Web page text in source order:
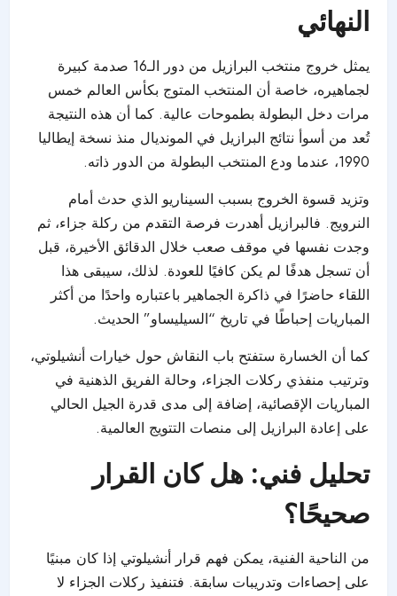
النهائي
يمثل خروج منتخب البرازيل من دور الـ16 صدمة كبيرة
لجماهيره، خاصة أن المنتخب المتوج بكأس العالم خمس
مرات دخل البطولة بطموحات عالية. كما أن هذه النتيجة
تُعد من أسوأ نتائج البرازيل في المونديال منذ نسخة إيطاليا
1990، عندما ودع المنتخب البطولة من الدور ذاته.
وتزيد قسوة الخروج بسبب السيناريو الذي حدث أمام
النرويج. فالبرازيل أهدرت فرصة التقدم من ركلة جزاء، ثم
وجدت نفسها في موقف صعب خلال الدقائق الأخيرة، قبل
أن تسجل هدفًا لم يكن كافيًا للعودة. لذلك، سيبقى هذا
اللقاء حاضرًا في ذاكرة الجماهير باعتباره واحدًا من أكثر
المباريات إحباطًا في تاريخ “السيليساو” الحديث.
كما أن الخسارة ستفتح باب النقاش حول خيارات أنشيلوتي،
وترتيب منفذي ركلات الجزاء، وحالة الفريق الذهنية في
المباريات الإقصائية، إضافة إلى مدى قدرة الجيل الحالي
على إعادة البرازيل إلى منصات التتويج العالمية.
تحليل فني: هل كان القرار
صحيحًا؟
من الناحية الفنية، يمكن فهم قرار أنشيلوتي إذا كان مبنيًا
على إحصاءات وتدريبات سابقة. فتنفيذ ركلات الجزاء لا